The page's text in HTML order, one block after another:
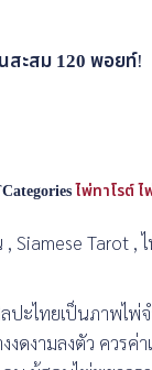
สะสม120พอยท์!
Categoriesไพ่ทาโรต์
Siamese Tarot
ะไทยเป็นภาพไพ่
งดงามลงตัว ควรค่